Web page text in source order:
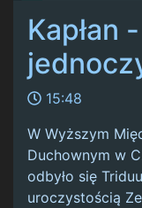
Kapłan
15:48
W Wyższym
Duchownym w
odbyło się
uroczystością